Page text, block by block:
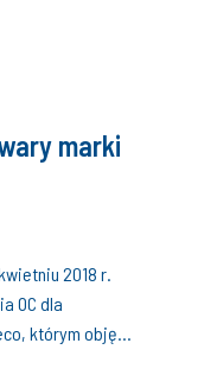
marki
2018 r.
OC dla
którym objęte